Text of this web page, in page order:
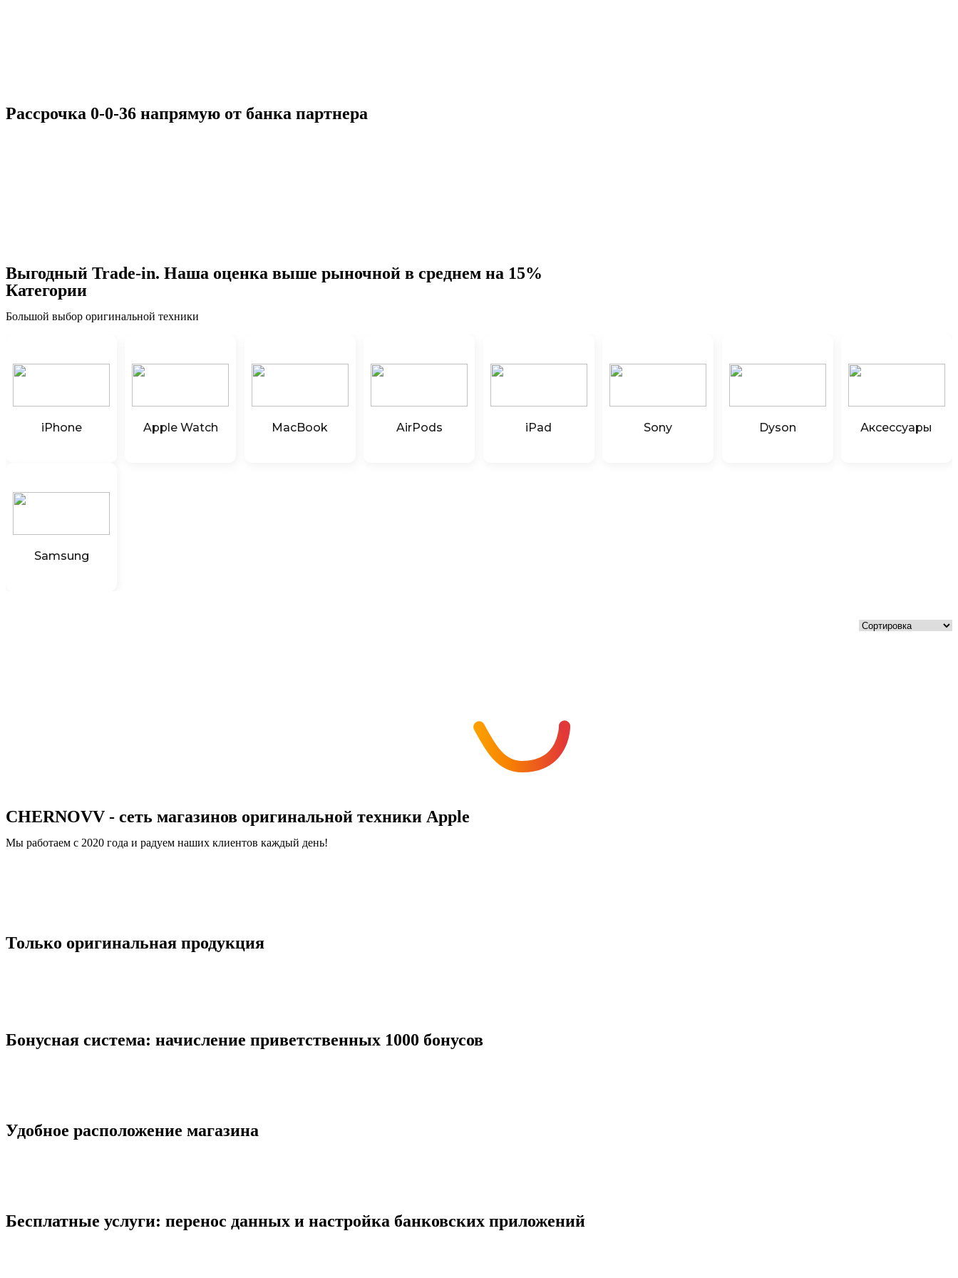
Рассрочка 0-0-36 напрямую от банка партнера
Выгодный Trade-in. Наша оценка выше рыночной в среднем на 15%
Категории
Большой выбор оригинальной техники
iPhone Apple Watch MacBook AirPods iPad Sony Dyson Аксессуары
Samsung
CHERNOVV - сеть магазинов оригинальной техники Apple
Мы работаем c 2020 года и радуем наших клиентов каждый день!
Только оригинальная продукция
Бонусная система: начисление приветственных 1000 бонусов
Удобное расположение магазина
Бесплатные услуги: перенос данных и настройка банковских приложений